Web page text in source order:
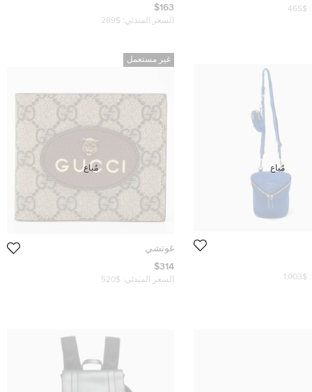
$465
سوداء ثنائية الطي
$163
السعر المبدئي: $289
$1,003
مُباع
غير مستعمل
غوتشي
$314
السعر المبدئي: $520
مُباع